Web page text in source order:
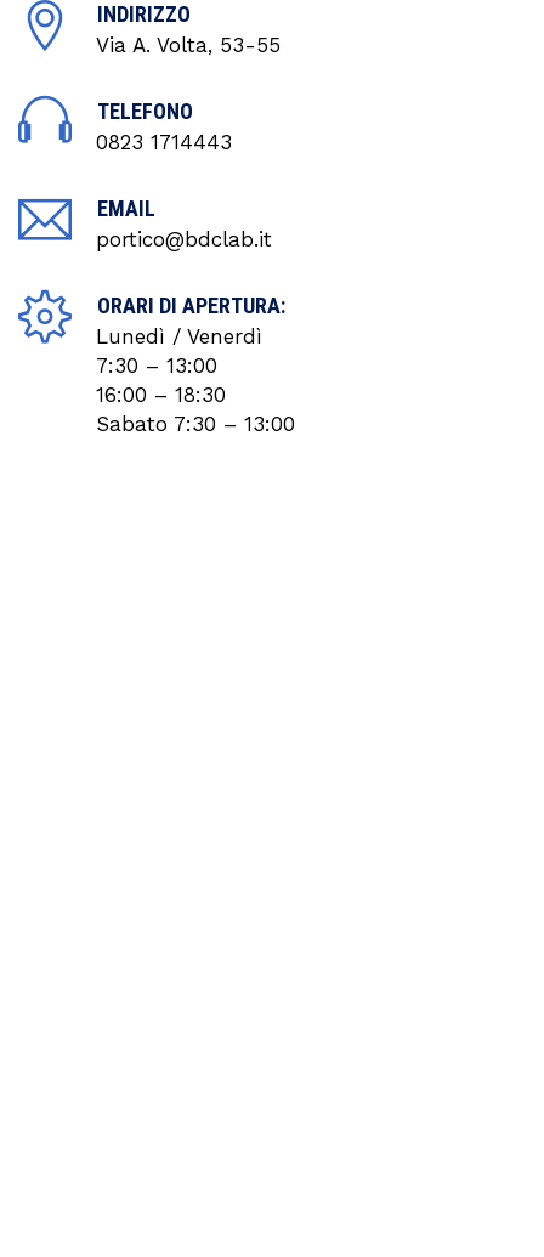
INDIRIZZO
Via A. Volta, 53-55
TELEFONO
0823 1714443
EMAIL
portico@bdclab.it
ORARI DI APERTURA:
Lunedì / Venerdì
7:30 – 13:00
16:00 – 18:30
Sabato 7:30 – 13:00